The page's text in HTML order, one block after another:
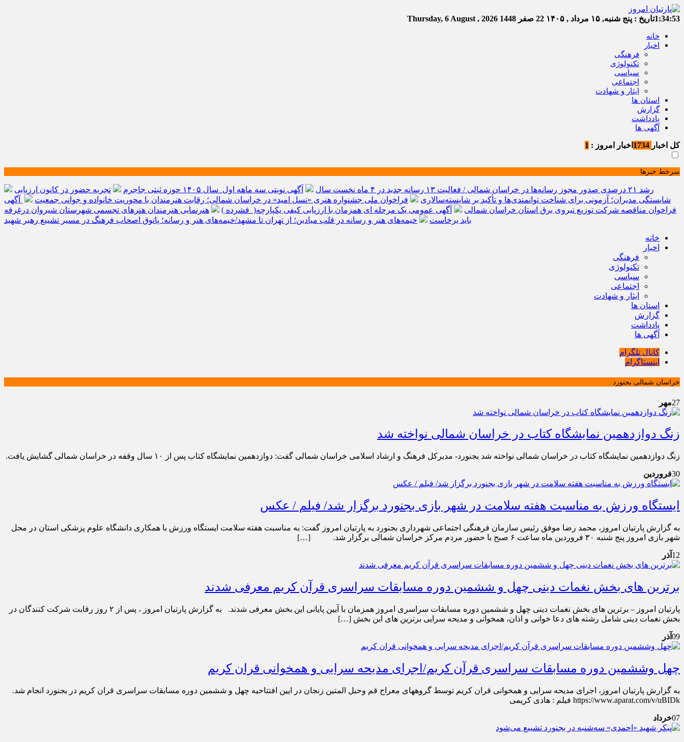
1:34:53تاریخ : پنج شنبه, ۱۵ مرداد , ۱۴۰۵ 22 صفر 1448
خانه
اخبار
فرهنگی
تکنولوژی
سیاسی
اجتماعی
ایثار و شهادت
استان ها
گزارش
یادداشت
آگهی ها
کل اخبار اخبار امروز : 1
سرخط خبرها
رشد ۲۱ درصدی صدور مجوز رسانه‌ها در خراسان شمالی / فعالیت ۱۳ رسانه جدید در ۴ ماه نخست سال آگهی نوبتی سه ماهه اول سال ۱۴۰۵ حوزه ثبتی جاجرم
تجربه حضور در کانون ارزیابی
شایستگی مدیران؛ آزمونی برای شناخت توانمندی‌ها و تأکید بر شایسته‌سالاری
فراخوان ملی جشنواره هنری «نسل امید» در خراسان شمالی؛ رقابت هنرمندان با محوریت خانواده و جوانی جمعیت
آگهی
فراخوان مناقصه شرکت توزیع نیروی برق استان خراسان شمالی
آگهی عمومی یک مرحله ای همزمان با ارزیابی کیفی یکپارچه( فشرده )
هنرنمایی هنرمندان هنرهای تجسمی شهرستان شیروان درغرفه
باید برخاست
خیمه‌های هنر و رسانه در قلب میادین؛ از تهران تا مشهد/خیمه‌های هنر و رسانه؛ پاتوق اصحاب فرهنگ در مسیر تشییع رهبر شهید
خانه
اخبار
فرهنگی
تکنولوژی
سیاسی
اجتماعی
ایثار و شهادت
استان ها
گزارش
یادداشت
آگهی ها
کانال تلگرام
اینستاگرام
خراسان شمالی بجنورد
27مهر
زنگ دوازدهمین نمایشگاه کتاب در خراسان شمالی نواخته شد
زنگ دوازدهمین نمایشگاه کتاب در خراسان شمالی نواخته شد بجنورد- مدیرکل فرهنگ و ارشاد اسلامی خراسان شمالی گفت: دوازدهمین نمایشگاه کتاب پس از ۱۰ سال وقفه در خراسان شمالی گشایش یافت.
30فروردین
ایستگاه ورزش به مناسبت هفته سلامت در شهر بازی بجنورد برگزار شد/ فیلم / عکس
به گزارش پارتیان امروز، محمد رضا موفق رئیس سازمان فرهنگی اجتماعی شهرداری بجنورد به پارتیان امروز گفت: به مناسبت هفته سلامت ایستگاه ورزش با همکاری دانشگاه علوم پزشکی استان در محل
شهر بازی امروز پنج شنبه ۳۰ فروردین ماه ساعت ۶ صبح با حضور مردم مرکز خراسان شمالی برگزار شد. […]
12 آذر
برترین های بخش نغمات دینی چهل و ششمین دوره مسابقات سراسری قرآن کریم معرفی شدند
پارتیان امروز – برترین های بخش نغمات دینی چهل و ششمین دوره مسابقات سراسری امروز همزمان با آیین پایانی این بخش معرفی شدند. به گزارش پارتیان امروز ، پس از ۲ روز رقابت شرکت کنندگان در
بخش نغمات دینی شامل رشته های دعا خوانی و اذان، همخوانی و مدیحه سرایی برترین های این بخش […]
09 آذر
چهل وششمین دوره مسابقات سراسری قرآن کریم/اجرای مدیحه سرایی و همخوانی قران کریم
به گزارش پارتیان امروز، اجرای مدیحه سرایی و همخوانی قران کریم توسط گروههای معراج قم و‌حبل المتین زنجان در ایین افتتاحیه چهل و ششمین دوره مسابقات سراسری قران کریم در بجنورد انجام شد.
https://www.aparat.com/v/uBIDk فیلم : هادی کریمی
07خرداد